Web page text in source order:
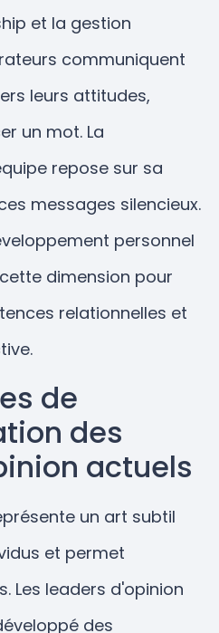
et la gestion
communiquent
leurs attitudes,
un mot. La
repose sur sa
messages silencieux.
personnel
dimension pour
relationnelles et
de
des
actuels
un art subtil
et permet
Les leaders d'opinion
des